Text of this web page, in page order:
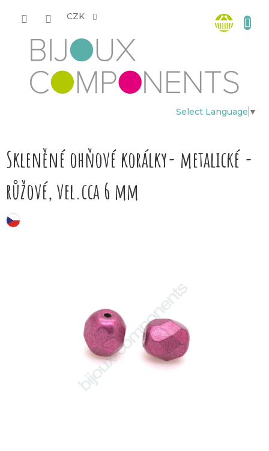
CZK
Select Language ▼
košík
Skleněné ohňové korálky- metalické -
růžové, vel.cca 6 mm